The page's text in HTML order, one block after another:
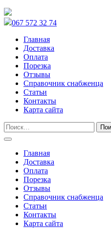
067 572 32 74
Главная
Доставка
Оплата
Порезка
Отзывы
Справочник снабженца
Статьи
Контакты
Карта сайта
Главная
Доставка
Оплата
Порезка
Отзывы
Справочник снабженца
Статьи
Контакты
Карта сайта